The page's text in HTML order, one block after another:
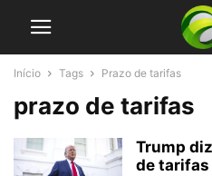
Início Tags Prazo de tarifas
prazo de tarifas
Trump
de tarifas